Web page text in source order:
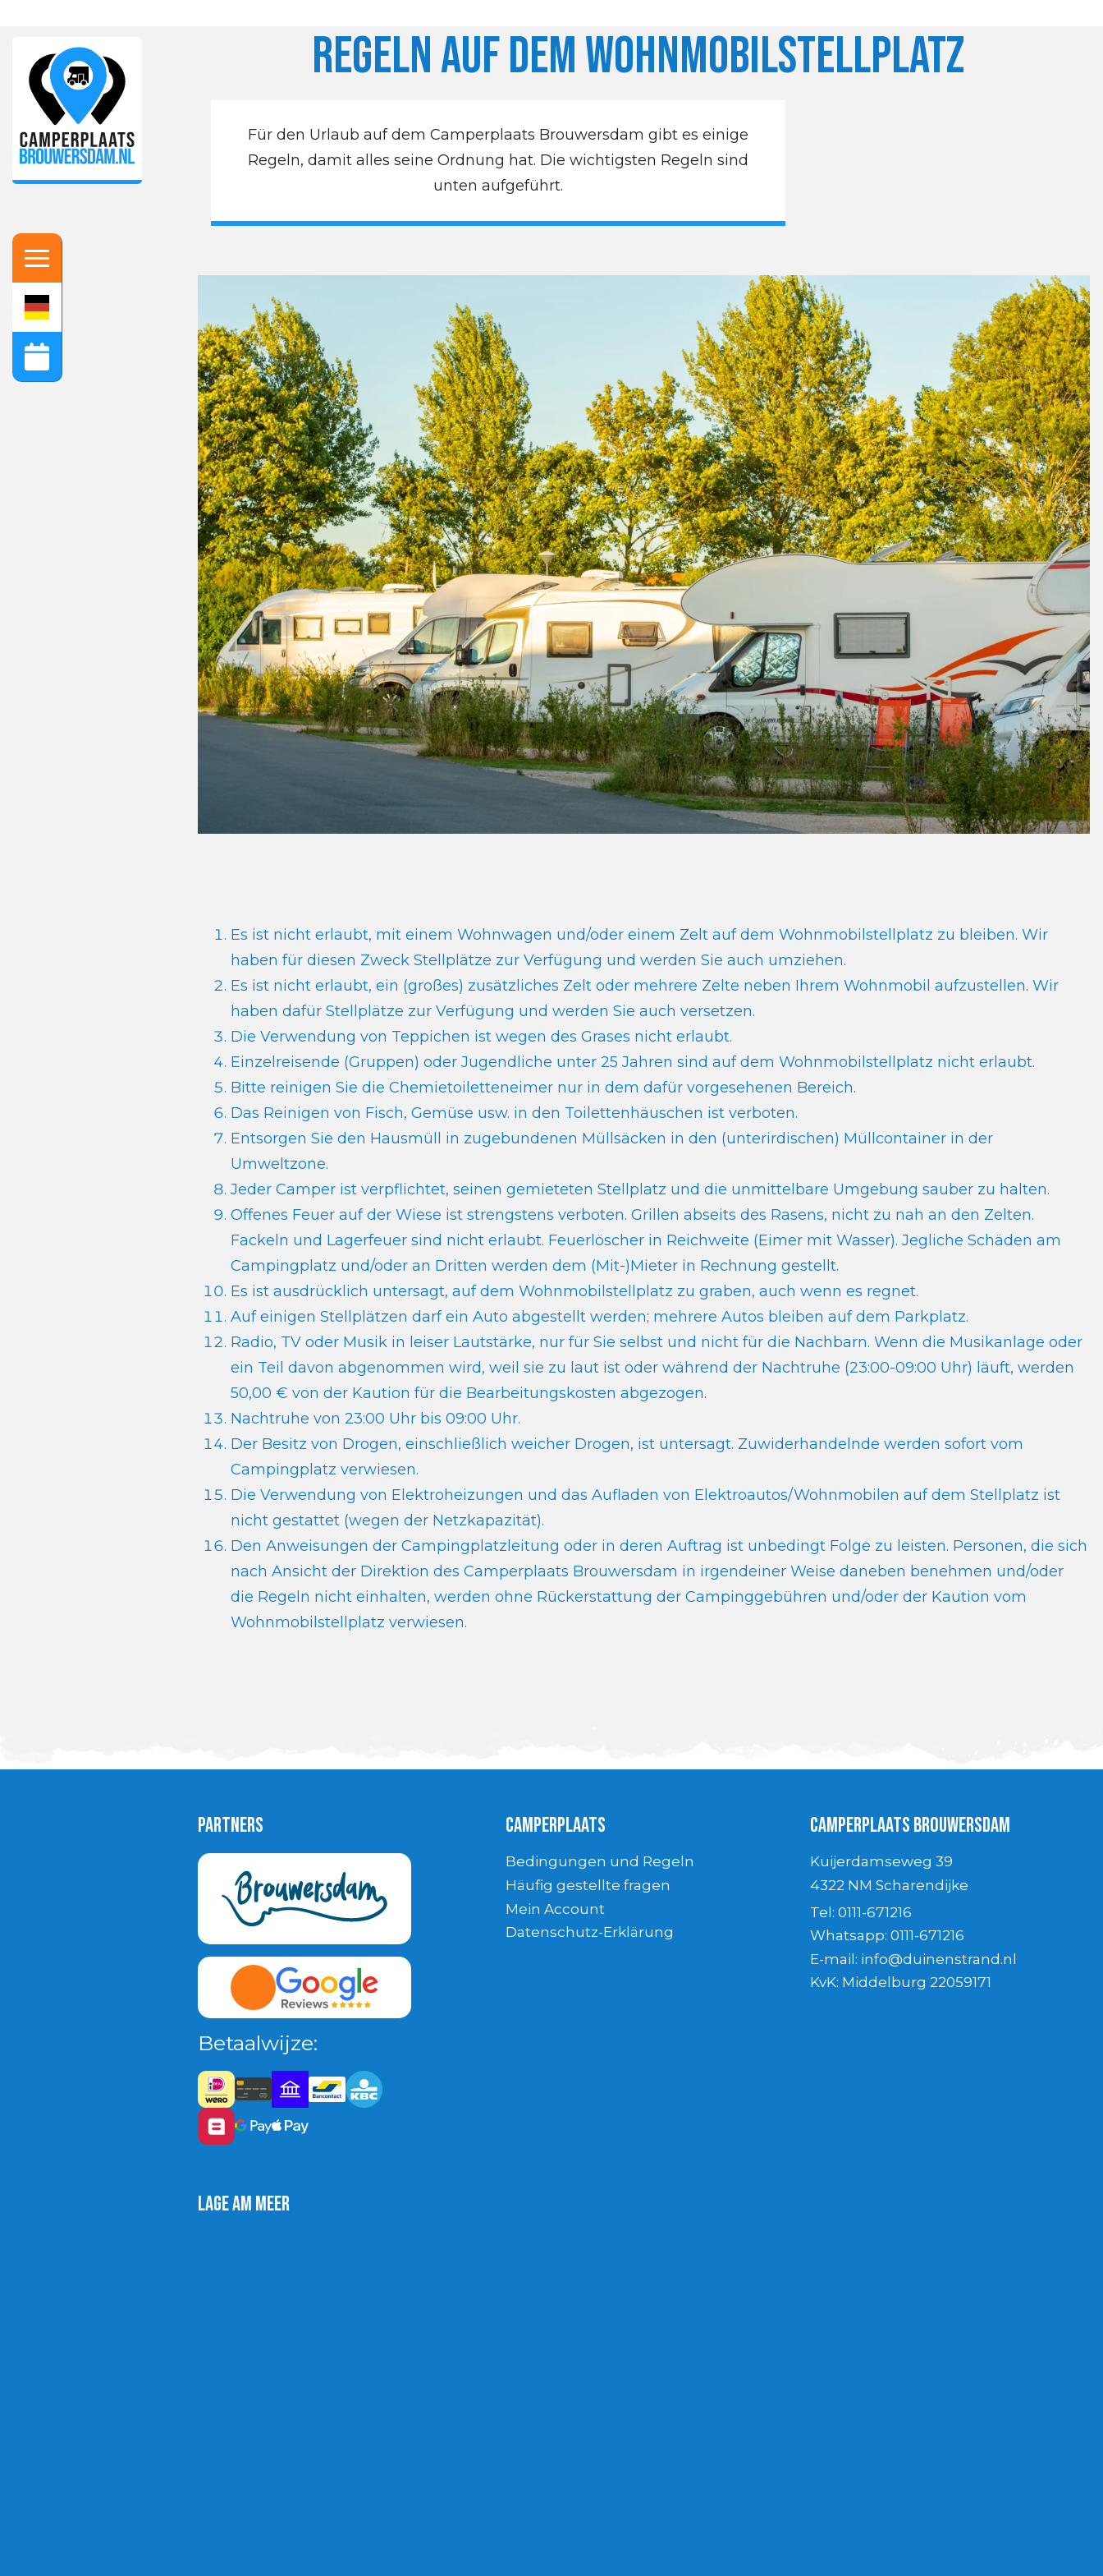
Regeln auf dem Wohnmobilstellplatz
Für den Urlaub auf dem Camperplaats Brouwersdam gibt es einige
Regeln, damit alles seine Ordnung hat. Die wichtigsten Regeln sind
unten aufgeführt.
Es ist nicht erlaubt, mit einem Wohnwagen und/oder einem Zelt auf dem Wohnmobilstellplatz zu bleiben. Wir
haben für diesen Zweck Stellplätze zur Verfügung und werden Sie auch umziehen.
Es ist nicht erlaubt, ein (großes) zusätzliches Zelt oder mehrere Zelte neben Ihrem Wohnmobil aufzustellen. Wir
haben dafür Stellplätze zur Verfügung und werden Sie auch versetzen.
Die Verwendung von Teppichen ist wegen des Grases nicht erlaubt.
Einzelreisende (Gruppen) oder Jugendliche unter 25 Jahren sind auf dem Wohnmobilstellplatz nicht erlaubt.
Bitte reinigen Sie die Chemietoiletteneimer nur in dem dafür vorgesehenen Bereich.
Das Reinigen von Fisch, Gemüse usw. in den Toilettenhäuschen ist verboten.
Entsorgen Sie den Hausmüll in zugebundenen Müllsäcken in den (unterirdischen) Müllcontainer in der
Umweltzone.
Jeder Camper ist verpflichtet, seinen gemieteten Stellplatz und die unmittelbare Umgebung sauber zu halten.
Offenes Feuer auf der Wiese ist strengstens verboten. Grillen abseits des Rasens, nicht zu nah an den Zelten.
Fackeln und Lagerfeuer sind nicht erlaubt. Feuerlöscher in Reichweite (Eimer mit Wasser). Jegliche Schäden am
Campingplatz und/oder an Dritten werden dem (Mit-)Mieter in Rechnung gestellt.
Es ist ausdrücklich untersagt, auf dem Wohnmobilstellplatz zu graben, auch wenn es regnet.
Auf einigen Stellplätzen darf ein Auto abgestellt werden; mehrere Autos bleiben auf dem Parkplatz.
Radio, TV oder Musik in leiser Lautstärke, nur für Sie selbst und nicht für die Nachbarn. Wenn die Musikanlage oder
ein Teil davon abgenommen wird, weil sie zu laut ist oder während der Nachtruhe (23:00-09:00 Uhr) läuft, werden
50,00 € von der Kaution für die Bearbeitungskosten abgezogen.
Nachtruhe von 23:00 Uhr bis 09:00 Uhr.
Der Besitz von Drogen, einschließlich weicher Drogen, ist untersagt. Zuwiderhandelnde werden sofort vom
Campingplatz verwiesen.
Die Verwendung von Elektroheizungen und das Aufladen von Elektroautos/Wohnmobilen auf dem Stellplatz ist
nicht gestattet (wegen der Netzkapazität).
Den Anweisungen der Campingplatzleitung oder in deren Auftrag ist unbedingt Folge zu leisten. Personen, die sich
nach Ansicht der Direktion des Camperplaats Brouwersdam in irgendeiner Weise daneben benehmen und/oder
die Regeln nicht einhalten, werden ohne Rückerstattung der Campinggebühren und/oder der Kaution vom
Wohnmobilstellplatz verwiesen.
Partners
Betaalwijze:
Camperplaats
Bedingungen und Regeln
Häufig gestellte fragen
Mein Account
Datenschutz-Erklärung
Camperplaats Brouwersdam
Kuijerdamseweg 39
4322 NM Scharendijke
Tel: 0111-671216
Whatsapp: 0111-671216
E-mail: info@duinenstrand.nl
KvK: Middelburg 22059171
Lage am Meer